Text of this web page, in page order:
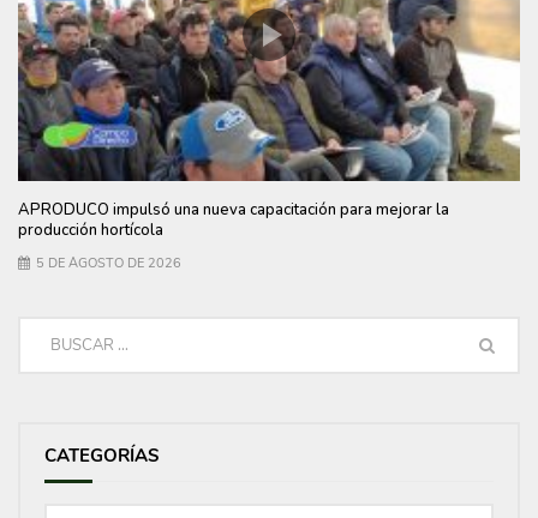
APRODUCO impulsó una nueva capacitación para mejorar la
producción hortícola
5 DE AGOSTO DE 2026
CATEGORÍAS